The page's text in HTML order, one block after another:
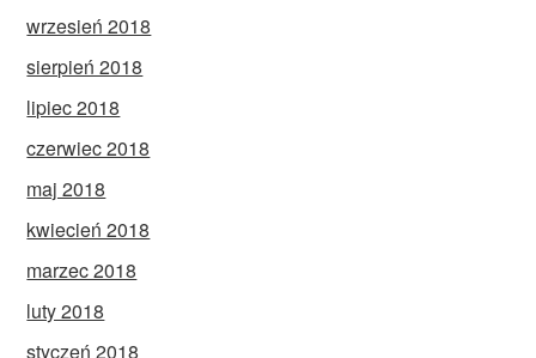
wrzesień 2018
sierpień 2018
lipiec 2018
czerwiec 2018
maj 2018
kwiecień 2018
marzec 2018
luty 2018
styczeń 2018